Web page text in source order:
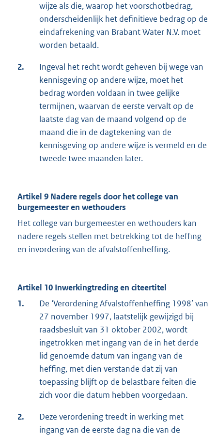
wijze als die, waarop het voorschotbedrag,
onderscheidenlijk het definitieve bedrag op de
eindafrekening van Brabant Water N.V. moet
worden betaald.
2.
Ingeval het recht wordt geheven bij wege van
kennisgeving op andere wijze, moet het
bedrag worden voldaan in twee gelijke
termijnen, waarvan de eerste vervalt op de
laatste dag van de maand volgend op de
maand die in de dagtekening van de
kennisgeving op andere wijze is vermeld en de
tweede twee maanden later.
Artikel 9 Nadere regels door het college van
burgemeester en wethouders
Het college van burgemeester en wethouders kan
nadere regels stellen met betrekking tot de heffing
en invordering van de afvalstoffenheffing.
Artikel 10 Inwerkingtreding en citeertitel
1.
De ‘Verordening Afvalstoffenheffing 1998’ van
27 november 1997, laatstelijk gewijzigd bij
raadsbesluit van 31 oktober 2002, wordt
ingetrokken met ingang van de in het derde
lid genoemde datum van ingang van de
heffing, met dien verstande dat zij van
toepassing blijft op de belastbare feiten die
zich voor die datum hebben voorgedaan.
2.
Deze verordening treedt in werking met
ingang van de eerste dag na die van de